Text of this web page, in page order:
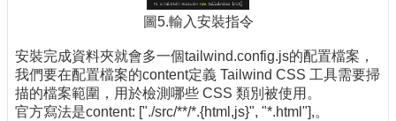
圖5.輸入安裝指令
安裝完成資料夾就會多一個tailwind.config.js的配置檔案，
我們要在配置檔案的content定義 Tailwind CSS 工具需要掃
描的檔案範圍，用於檢測哪些 CSS 類別被使用。
官方寫法是content: ["./src/**/*.{html,js}", "*.html"],。